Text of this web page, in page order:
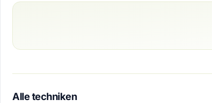
Alle techniken